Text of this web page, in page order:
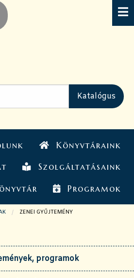
Könyvtáraink
Szolgáltatásaink
Programok
JELENLEGI OLDAL:
ZENEI GYŰJTEMÉNY
programok